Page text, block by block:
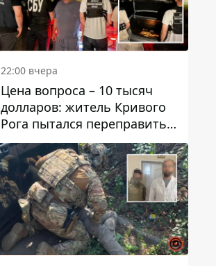
22:00 вчера
Цена вопроса – 10 тысяч
долларов: житель Кривого
Рога пытался переправить
мужчину в Словакию